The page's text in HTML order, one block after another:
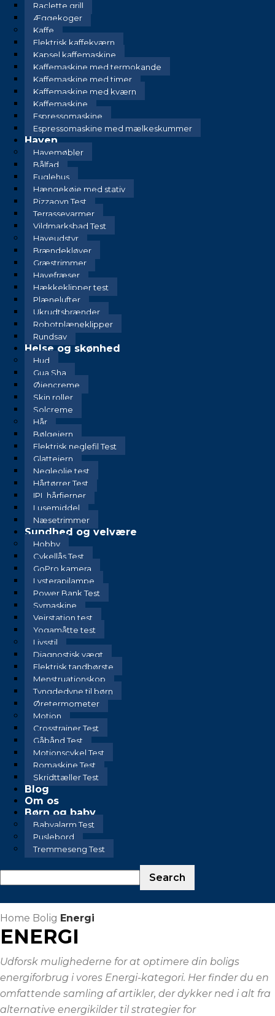
Raclette grill
Æggekoger
Kaffe
Elektrisk kaffekværn
Kapsel kaffemaskine
Kaffemaskine med termokande
Kaffemaskine med timer
Kaffemaskine med kværn
Kaffemaskine
Espressomaskine
Espressomaskine med mælkeskummer
Haven
Havemøbler
Bålfad
Fuglehus
Hængekøje med stativ
Pizzaovn Test
Terrassevarmer
Vildmarksbad Test
Haveudstyr
Brændekløver
Græstrimmer
Havefræser
Hækkeklipper test
Plænelufter
Ukrudtsbrænder
Robotplæneklipper
Rundsav
Helse og skønhed
Hud
Gua Sha
Øjencreme
Skin roller
Solcreme
Hår
Bølgejern
Elektrisk neglefil Test
Glattejern
Negleolie test
Hårtørrer Test
IPL hårfjerner
Lusemiddel
Næsetrimmer
Sundhed og velvære
Hobby
Cykellås Test
GoPro kamera
Lysterapilampe
Power Bank Test
Symaskine
Vejrstation test
Yogamåtte test
Livsstil
Diagnostisk vægt
Elektrisk tandbørste
Menstruationskop
Tyngdedyne til børn
Øretermometer
Motion
Crosstrainer Test
Gåbånd Test
Motionscykel Test
Romaskine Test
Skridttæller Test
Blog
Om os
Børn og baby
Babyalarm Test
Puslebord
Tremmeseng Test
Home Bolig Energi
ENERGI
Udforsk mulighederne for at optimere din boligs
energiforbrug i vores Energi-kategori. Her finder du en
omfattende samling af artikler, der dykker ned i alt fra
alternative energikilder til strategier for